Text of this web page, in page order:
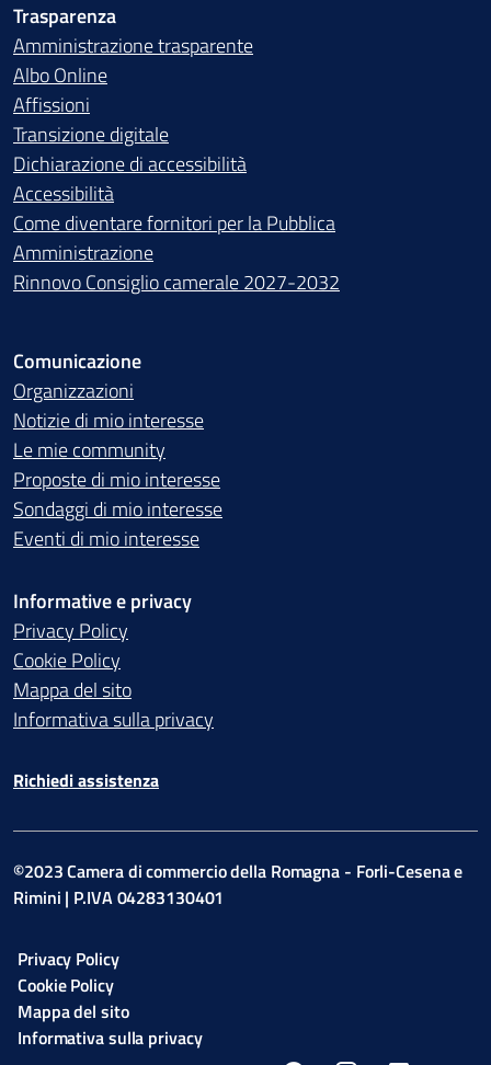
Trasparenza
Amministrazione trasparente
Albo Online
Affissioni
Transizione digitale
Dichiarazione di accessibilità
Accessibilità
Come diventare fornitori per la Pubblica
Amministrazione
Rinnovo Consiglio camerale 2027-2032
Comunicazione
Organizzazioni
Notizie di mio interesse
Le mie community
Proposte di mio interesse
Sondaggi di mio interesse
Eventi di mio interesse
Informative e privacy
Privacy Policy
Cookie Policy
Mappa del sito
Informativa sulla privacy
Richiedi assistenza
©2023 Camera di commercio della Romagna - Forli-Cesena e
Rimini | P.IVA 04283130401
Privacy Policy
Cookie Policy
Mappa del sito
Informativa sulla privacy